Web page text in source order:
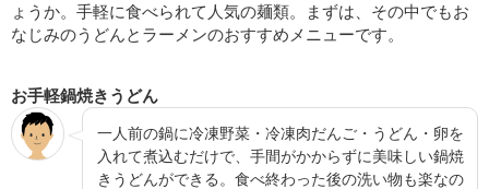
ょうか。手軽に食べられて人気の麺類。まずは、その中でもお
なじみのうどんとラーメンのおすすめメニューです。
お手軽鍋焼きうどん
一人前の鍋に冷凍野菜・冷凍肉だんご・うどん・卵を
入れて煮込むだけで、手間がかからずに美味しい鍋焼
きうどんができる。食べ終わった後の洗い物も楽なの